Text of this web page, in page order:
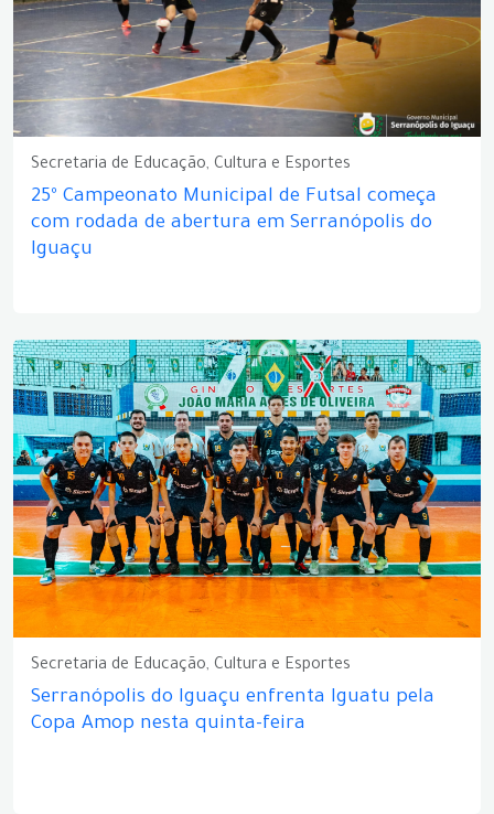
Secretaria de Educação, Cultura e Esportes
25º Campeonato Municipal de Futsal começa
com rodada de abertura em Serranópolis do
Iguaçu
Secretaria de Educação, Cultura e Esportes
Serranópolis do Iguaçu enfrenta Iguatu pela
Copa Amop nesta quinta-feira